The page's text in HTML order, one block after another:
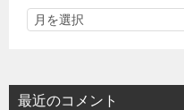
最近のコメント